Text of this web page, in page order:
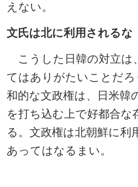
えない。
文氏は北に利用されるな
こうした日韓の対立は
てはありがたいことだろ
和的な文政権は、日米韓
を打ち込む上で好都合な
る。文政権は北朝鮮に利
あってはなるまい。